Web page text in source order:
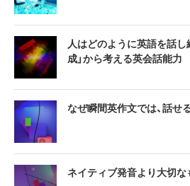
人はどのように英語を話
成」から考える英会話能力
なぜ瞬間英作文では、話せ
ネイティブ発音より大切な